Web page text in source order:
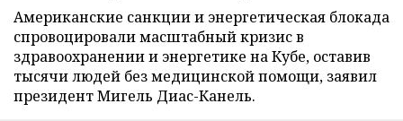
Американские санкции и энергетическая блокада
спровоцировали масштабный кризис в
здравоохранении и энергетике на Кубе, оставив
тысячи людей без медицинской помощи, заявил
президент Мигель Диас-Канель.